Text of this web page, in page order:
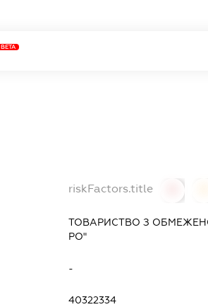
BETA
riskFactors.title
ТОВАРИСТВО З
РО"
-
40322334